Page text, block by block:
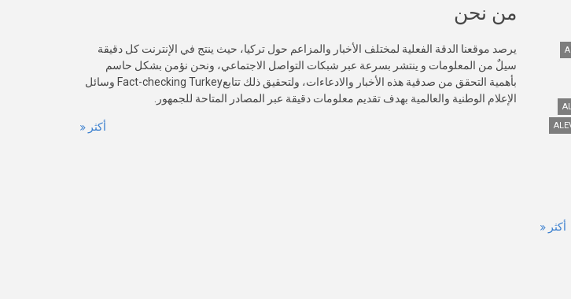
من نحن
يرصد موقعنا الدقة الفعلية لمختلف الأخبار والمزاعم حول تركيا، حيث ينتج في الإنترنت كل دقيقة
سيلٌ من المعلومات و ينتشر بسرعة عبر شبكات التواصل الاجتماعي، ونحن نؤمن بشكل حاسم
بأهمية التحقق من صدقية هذه الأخبار والادعاءات، ولتحقيق ذلك تتابعFact-checking Turkey وسائل
الإعلام الوطنية والعالمية بهدف تقديم معلومات دقيقة عبر المصادر المتاحة للجمهور.
أكثر
أكثر